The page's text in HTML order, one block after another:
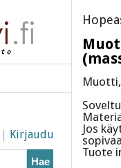
| Kirjaudu
Hae
Jos
Tuote